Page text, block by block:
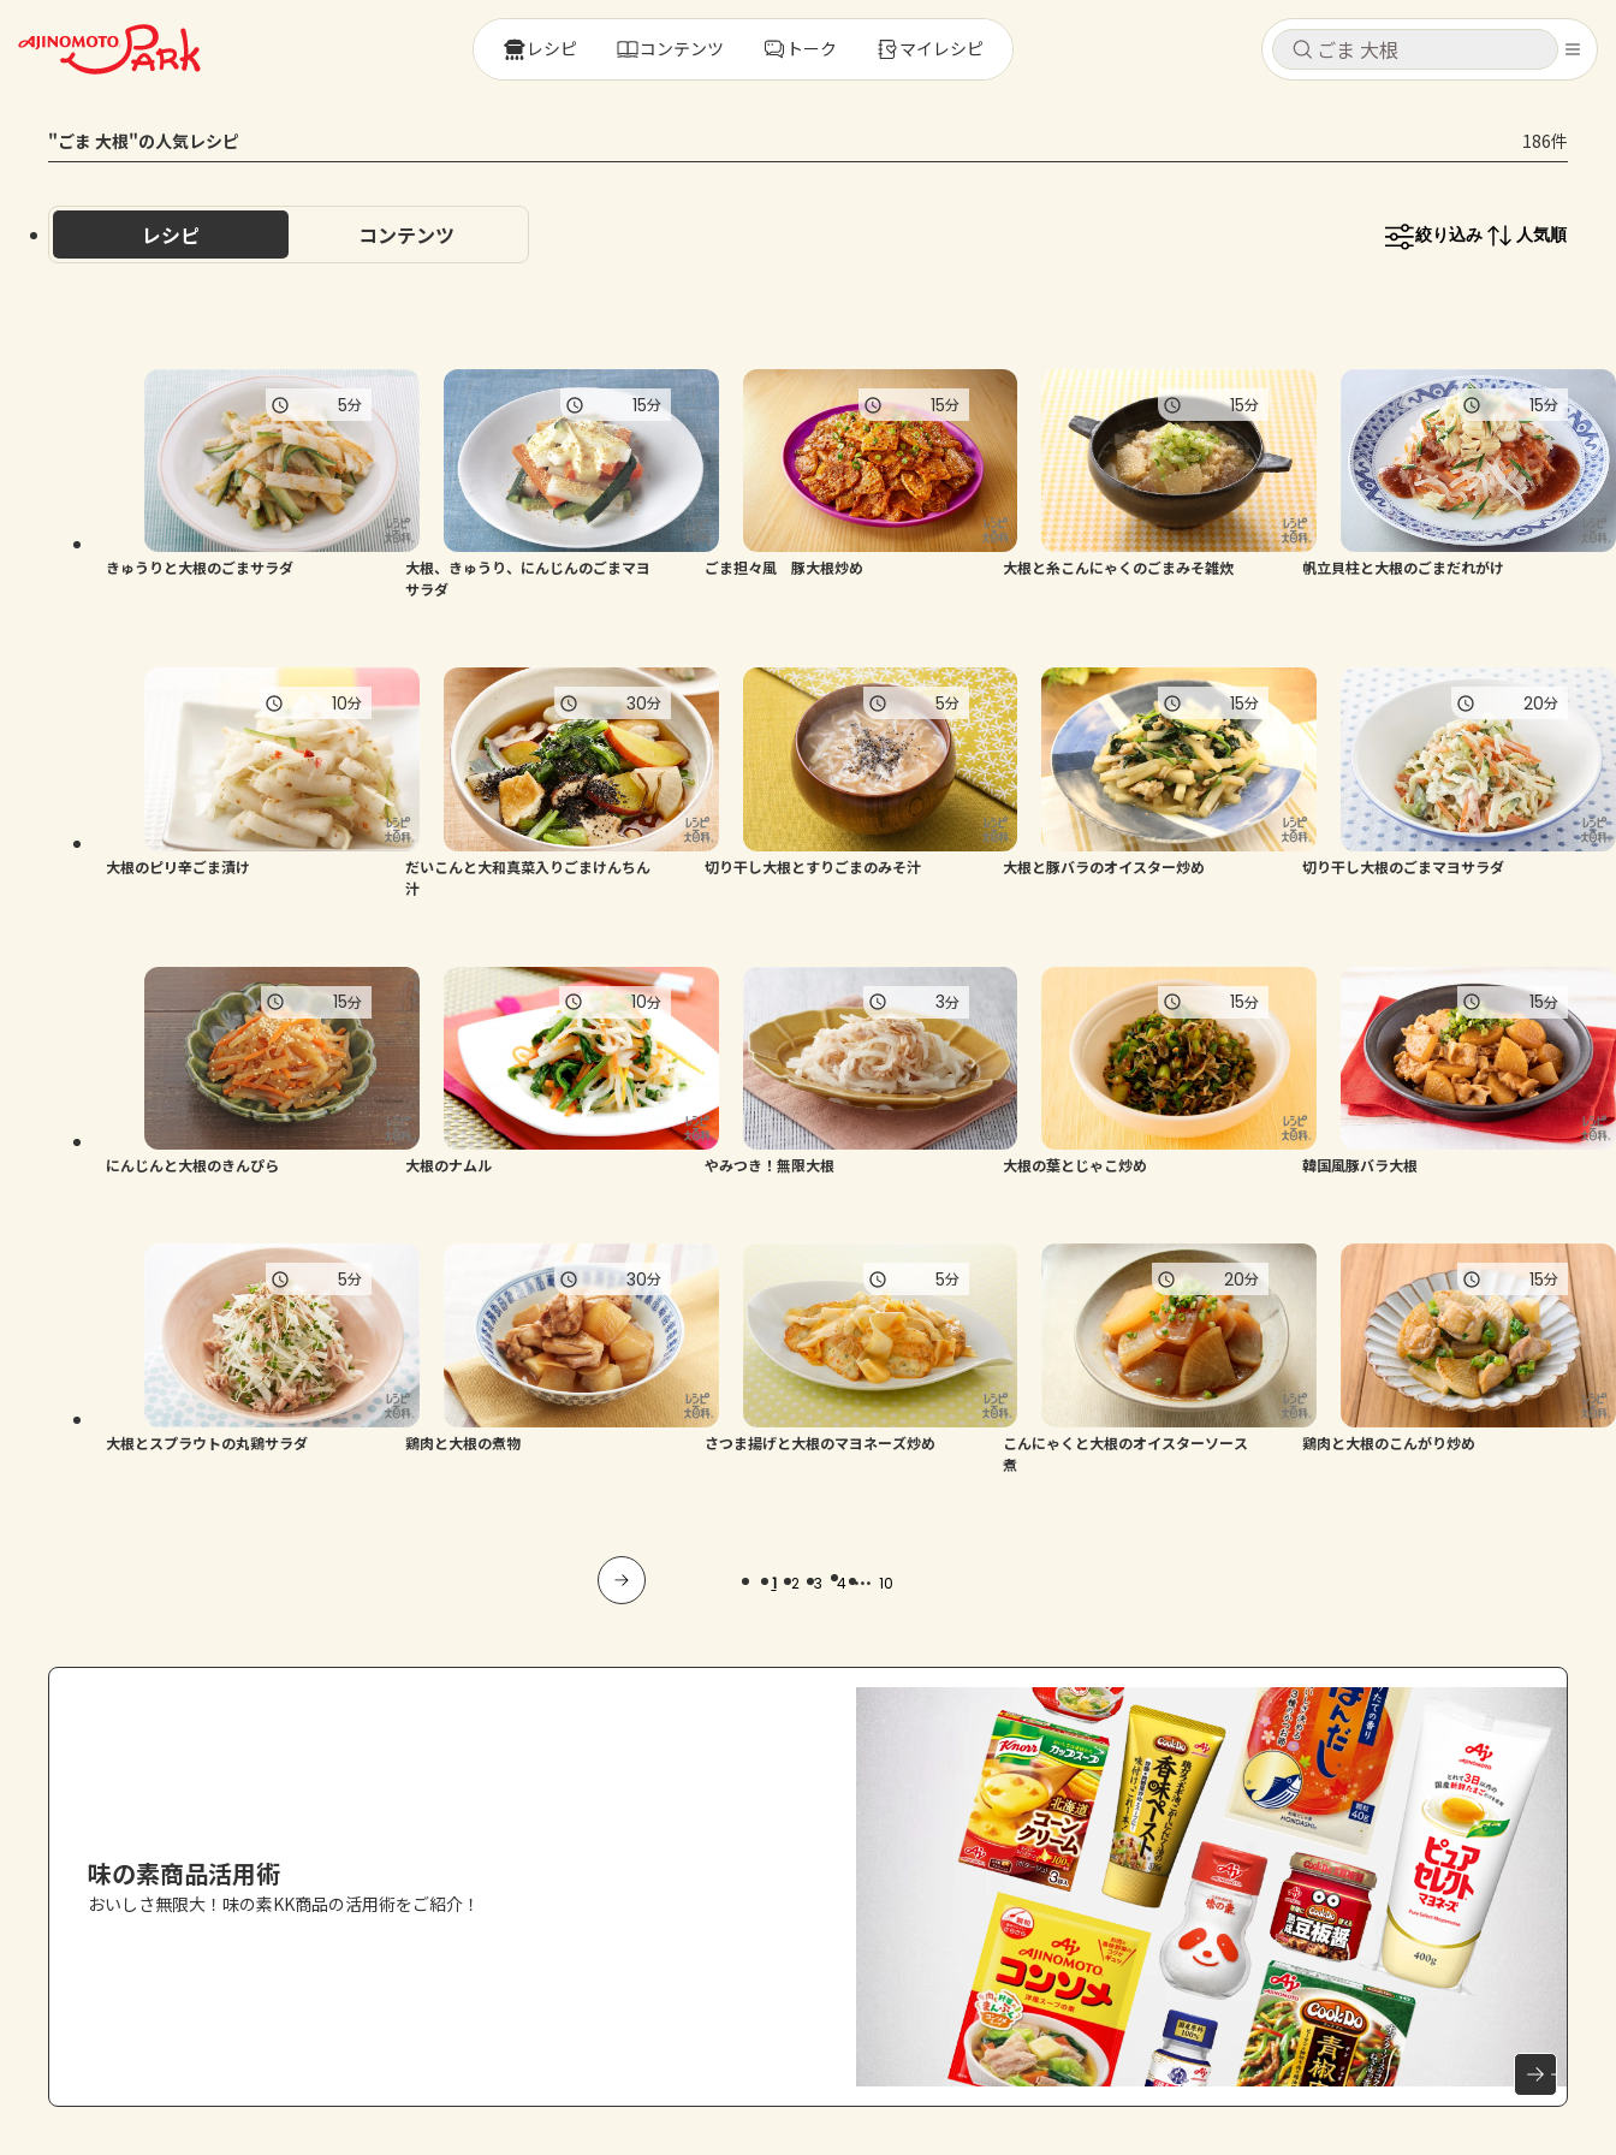
キャンセル
ログインするとレシピを保存できます
コンテンツ
レシピ
トーク
よくあるお問い合わせ
AJINOMOTO PARK とは
キャンセル
レシピ コンテンツ
レシピ コンテンツ トーク マイレシピ
"ごま 大根"の人気レシピ 186件
レシピ コンテンツ 絞り込み 人気順
きゅうりと大根のごまサラダ
5分
大根、きゅうり、にんじんのごまマヨ
サラダ
15分
ごま担々風 豚大根炒め
15分
大根と糸こんにゃくのごまみそ雑炊
15分
帆立貝柱と大根のごまだれがけ
15分
大根のピリ辛ごま漬け
10分
だいこんと大和真菜入りごまけんちん
汁
30分
切り干し大根とすりごまのみそ汁
5分
大根と豚バラのオイスター炒め
15分
切り干し大根のごまマヨサラダ
20分
にんじんと大根のきんぴら
15分
大根のナムル
10分
やみつき！無限大根
3分
大根の葉とじゃこ炒め
15分
韓国風豚バラ大根
15分
大根とスプラウトの丸鶏サラダ
5分
鶏肉と大根の煮物
30分
さつま揚げと大根のマヨネーズ炒め
5分
こんにゃくと大根のオイスターソース
煮
20分
鶏肉と大根のこんがり炒め
15分
1 2 3 4 ... 10
味の素商品活用術
おいしさ無限大！味の素KK商品の活用術をご紹介！